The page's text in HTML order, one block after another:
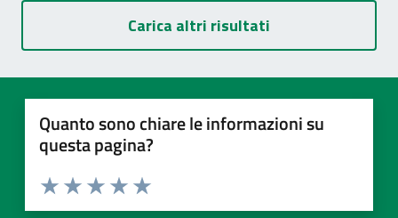
Carica altri risultati
Quanto sono chiare le informazioni su
questa pagina?
Valuta 5 stelle su 5
Valuta 4 stelle su 5
Valuta 3 stelle su 5
Valuta 2 stelle su 5
Valuta 1 stelle su 5